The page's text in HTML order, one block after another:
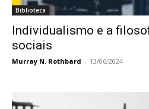
Biblioteca
Individualismo e a
sociais
Murray N. Rothbard - 13/06/2024